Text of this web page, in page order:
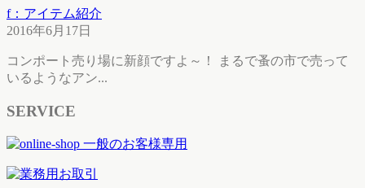
f：アイテム紹介
2016年6月17日
コンポート売り場に新顔ですよ～！ まるで蚤の市で売って
いるようなアン...
SERVICE